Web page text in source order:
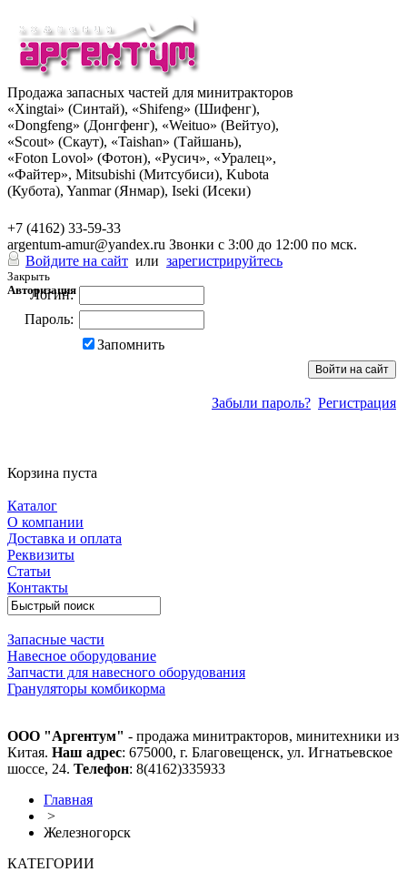
Продажа запасных частей для минитракторов
«Xingtai» (Синтай), «Shifeng» (Шифенг),
«Dongfeng» (Донгфенг), «Weituo» (Вейтуо),
«Scout» (Скаут), «Taishan» (Тайшань),
«Foton Lovol» (Фотон), «Русич», «Уралец»,
«Файтер», Mitsubishi (Митсубиси), Kubota
(Кубота), Yanmar (Янмар), Iseki (Исеки)
+7 (4162) 33-59-33
argentum-amur@yandex.ru Звонки с 3:00 до 12:00 по мск.
Войдите на сайт или зарегистрируйтесь
Закрыть
Авторизация
Логин:
Пароль:
Запомнить
Забыли пароль? Регистрация
Корзина пуста
Каталог
О компании
Доставка и оплата
Реквизиты
Статьи
Контакты
Запасные части
Навесное оборудование
Запчасти для навесного оборудования
Грануляторы комбикорма
ООО "Аргентум" - продажа минитракторов, минитехники из
Китая. Наш адрес: 675000, г. Благовещенск, ул. Игнатьевское
шоссе, 24. Телефон: 8(4162)335933
Главная
>
Железногорск
КАТЕГОРИИ